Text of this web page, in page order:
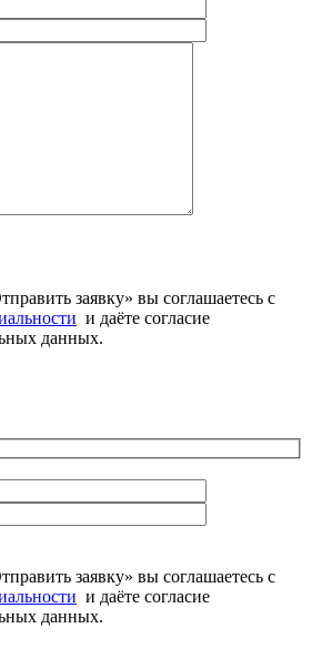
заявку» вы соглашаетесь с
и даёте согласие
данных.
заявку» вы соглашаетесь с
и даёте согласие
данных.